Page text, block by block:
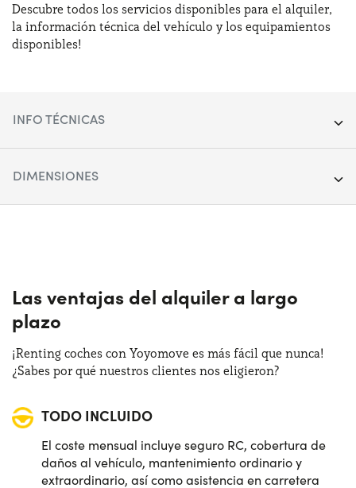
Descubre todos los servicios disponibles para el alquiler,
la información técnica del vehículo y los equipamientos
disponibles!
INFO TÉCNICAS
Tracción:Anterior
Plazas de estacionamiento:
Potencia:
DIMENSIONES
165 cm
Maletero (max):
Maletero (min):702 lt
Las ventajas del alquiler a largo
plazo
¡Renting coches con Yoyomove es más fácil que nunca!
¿Sabes por qué nuestros clientes nos eligieron?
TODO INCLUIDO
El coste mensual incluye seguro RC, cobertura de
daños al vehículo, mantenimiento ordinario y
extraordinario, así como asistencia en carretera